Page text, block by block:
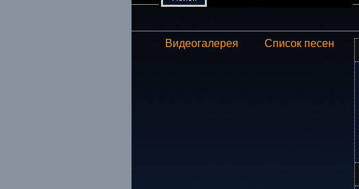
Видеогалерея Список песен